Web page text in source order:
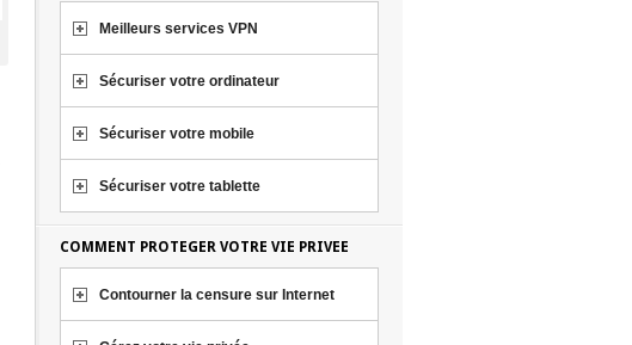
Meilleurs services VPN
Sécuriser votre ordinateur
Sécuriser votre mobile
Sécuriser votre tablette
COMMENT PROTEGER VOTRE VIE PRIVEE
Contourner la censure sur Internet